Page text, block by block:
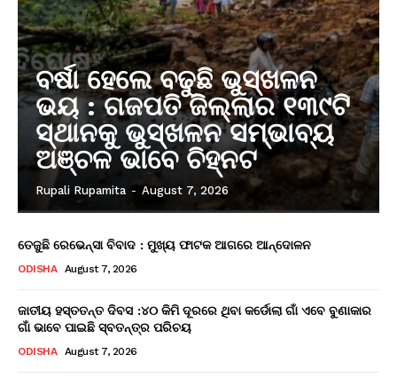
ବର୍ଷା ହେଲେ ବଢୁଛି ଭୁସ୍ଖଳନ
ଭୟ : ଗଜପତି ଜିଲ୍ଲାର ୧୩୯ଟି
ସ୍ଥାନକୁ ଭୁସ୍ଖଳନ ସମ୍ଭାବ୍ୟ
ଅଞ୍ଚଳ ଭାବେ ଚିହ୍ନଟ
Rupali Rupamita - August 7, 2026
ତେଜୁଛି ରେଭେନ୍ସା ବିବାଦ : ମୁଖ୍ୟ ଫାଟକ ଆଗରେ ଆନ୍ଦୋଳନ
ODISHA August 7, 2026
ଜାତୀୟ ହସ୍ତତନ୍ତ ଦିବସ :୪୦ କିମି ଦୂରରେ ଥିବା କର୍ଡୋଲା ଗାଁ ଏବେ ବୁଣାକାର
ଗାଁ ଭାବେ ପାଇଛି ସ୍ବତନ୍ତ୍ର ପରିଚୟ
ODISHA August 7, 2026